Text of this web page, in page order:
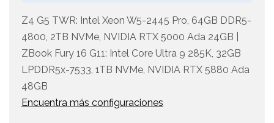
Z4 G5 TWR: Intel Xeon W5-2445 Pro, 64GB DDR5-
4800, 2TB NVMe, NVIDIA RTX 5000 Ada 24GB |
ZBook Fury 16 G11: Intel Core Ultra 9 285K, 32GB
LPDDR5x-7533, 1TB NVMe, NVIDIA RTX 5880 Ada
48GB
Encuentra más configuraciones